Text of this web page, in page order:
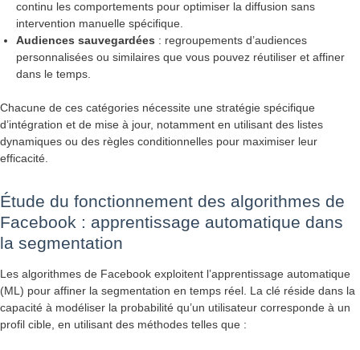
continu les comportements pour optimiser la diffusion sans
intervention manuelle spécifique.
Audiences sauvegardées : regroupements d’audiences
personnalisées ou similaires que vous pouvez réutiliser et affiner
dans le temps.
Chacune de ces catégories nécessite une stratégie spécifique
d’intégration et de mise à jour, notamment en utilisant des listes
dynamiques ou des règles conditionnelles pour maximiser leur
efficacité.
Étude du fonctionnement des algorithmes de
Facebook : apprentissage automatique dans
la segmentation
Les algorithmes de Facebook exploitent l’apprentissage automatique
(ML) pour affiner la segmentation en temps réel. La clé réside dans la
capacité à modéliser la probabilité qu’un utilisateur corresponde à un
profil cible, en utilisant des méthodes telles que :